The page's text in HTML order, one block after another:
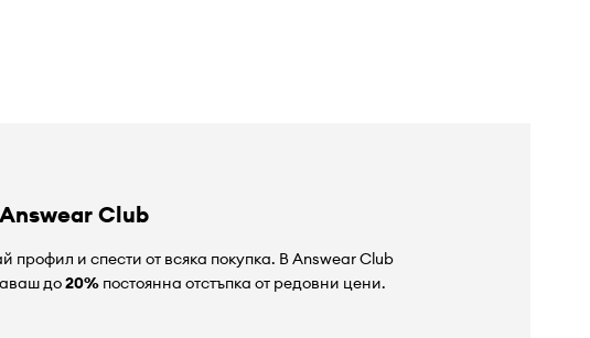
Answear Club
профил и спести от всяка покупка. В Answear Club
до20%постоянна отстъпка от редовни цени.